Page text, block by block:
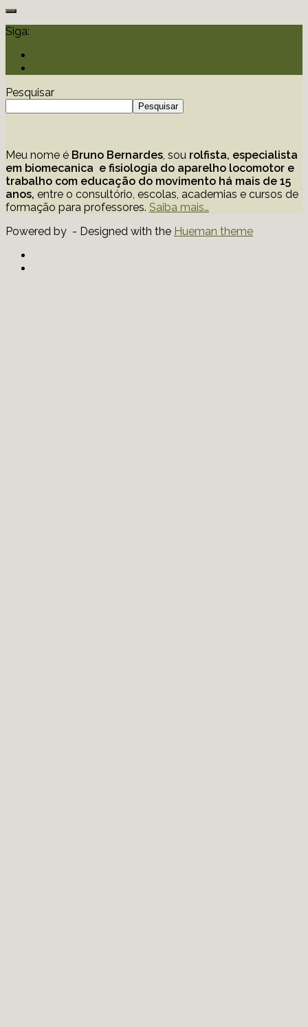
Siga:
Pesquisar
Pesquisar
Meu nome é Bruno Bernardes, sou rolfista, especialista
em biomecanica e fisiologia do aparelho locomotor e
trabalho com educação do movimento há mais de 15
anos, entre o consultório, escolas, academias e cursos de
formação para professores. Saiba mais…
Powered by - Designed with the Hueman theme